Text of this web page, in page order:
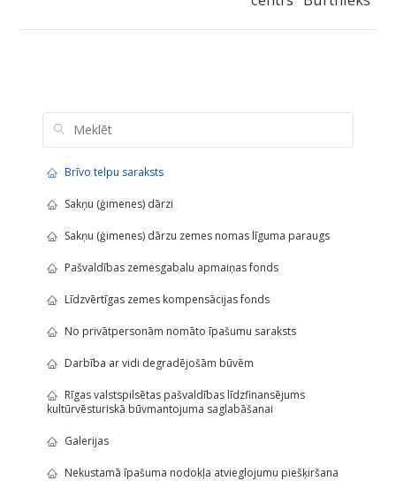
Brīvo telpu saraksts
Sakņu (ģimenes) dārzi
Sakņu (ģimenes) dārzu zemes nomas līguma paraugs
Pašvaldības zemesgabalu apmaiņas fonds
Līdzvērtīgas zemes kompensācijas fonds
No privātpersonām nomāto īpašumu saraksts
Darbība ar vidi degradējošām būvēm
Rīgas valstspilsētas pašvaldības līdzfinansējums
kultūrvēsturiskā būvmantojuma saglabāšanai
Galerijas
Nekustamā īpašuma nodokļa atvieglojumu piešķiršana